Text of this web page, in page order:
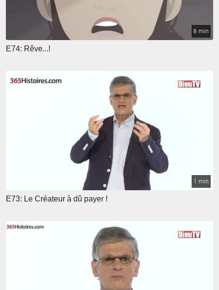
8 min
E74: Rêve...!
1 min
E73: Le Créateur à dû payer !